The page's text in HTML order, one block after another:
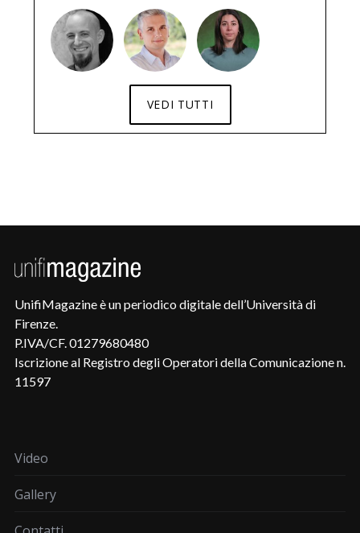
VEDI TUTTI
UnifiMagazine è un periodico digitale dell’Università di
Firenze.
P.IVA/CF. 01279680480
Iscrizione al Registro degli Operatori della Comunicazione n.
11597
Video
Gallery